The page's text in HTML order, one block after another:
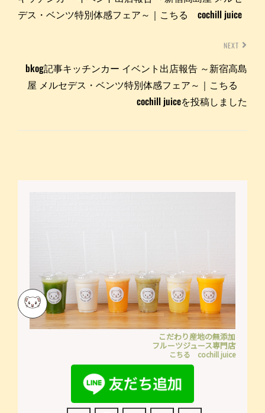
デス・ベンツ特別体感フェア～｜こちる cochill juice
NEXT
bkog記事キッチンカー イベント出店報告 ～新宿高島
屋 メルセデス・ベンツ特別体感フェア～｜こちる
cochill juiceを投稿しました
こだわり産地の無添加
フルーツジュース専門店
こちる cochill juice